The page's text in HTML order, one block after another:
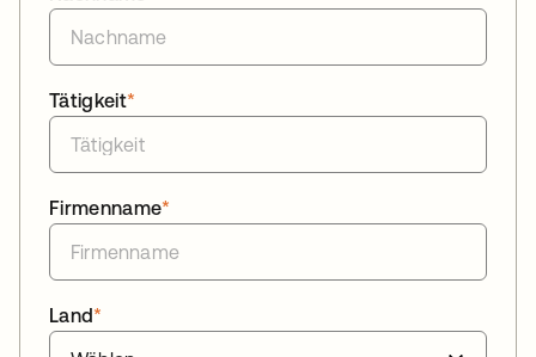
*
Tätigkeit
*
Firmenname
*
Land